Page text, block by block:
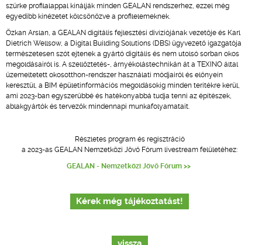
szürke profilalappal kínálják minden GEALAN rendszerhez, ezzel még
egyedibb kinézetet kölcsönözve a profilelemeknek.
Özkan Arslan, a GEALAN digitális fejlesztési divíziójának vezetője és Karl
Dietrich Wellsow, a Digital Building Solutions (DBS) ügyvezető igazgatója
természetesen szót ejtenek a gyártó digitális és nem utolsó sorban okos
megoldásairól is. A szellőztetés-, árnyékolástechnikán át a TEXINO által
üzemeltetett okosotthon-rendszer használati módjairól és előnyein
keresztül, a BIM épületinformációs megoldásokig minden terítékre kerül,
ami 2023-ban egyszerűbbé és hatékonyabbá tudja tenni az építészek,
ablakgyártók és tervezők mindennapi munkafolyamatait.
Részletes program és regisztráció
a 2023-as GEALAN Nemzetközi Jövő Fórum livestream felületéhez:
GEALAN - Nemzetközi Jövő Fórum >>
Kérek még tájékoztatást!